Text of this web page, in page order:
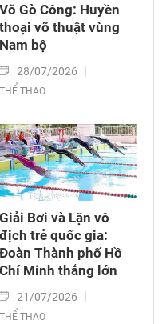
Võ Gò Công: Huyền
thoại võ thuật vùng
Nam bộ
28/07/2026
THỂ THAO
Giải Bơi và Lặn vô
địch trẻ quốc gia:
Đoàn Thành phố Hồ
Chí Minh thắng lớn
21/07/2026
THỂ THAO